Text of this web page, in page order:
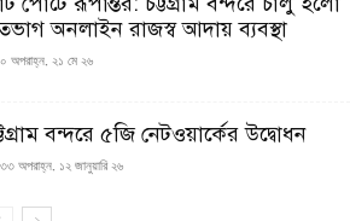
অনলাইন রাজস্ব আদায় ব্যবস্থা
অপরাহ্ন, ২১ মে ২৬
বন্দরে ৫জি নেটওয়ার্কের উদ্বোধন
অপরাহ্ন, ১২ জানুয়ারি ২৬